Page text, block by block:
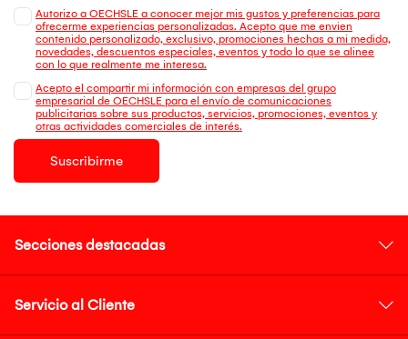
Autorizo a OECHSLE a conocer mejor mis gustos y preferencias para
ofrecerme experiencias personalizadas. Acepto que me envien
contenido personalizado, exclusivo, promociones hechas a mi medida,
novedades, descuentos especiales, eventos y todo lo que se alinee
con lo que realmente me interesa.
Acepto el compartir mi información con empresas del grupo
empresarial de OECHSLE para el envío de comunicaciones
publicitarias sobre sus productos, servicios, promociones, eventos y
otras actividades comerciales de interés.
Suscribirme
Secciones destacadas
Servicio al Cliente